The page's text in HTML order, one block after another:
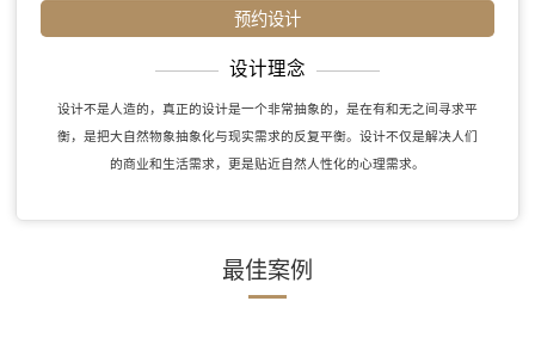
预约设计
设计理念
设计不是人造的，真正的设计是一个非常抽象的，是在有和无之间寻求平
衡，是把大自然物象抽象化与现实需求的反复平衡。设计不仅是解决人们
的商业和生活需求，更是贴近自然人性化的心理需求。
最佳案例